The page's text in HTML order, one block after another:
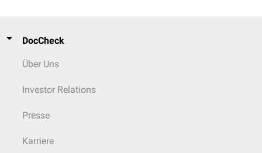
DocCheck
Über Uns
Investor Relations
Presse
Karriere